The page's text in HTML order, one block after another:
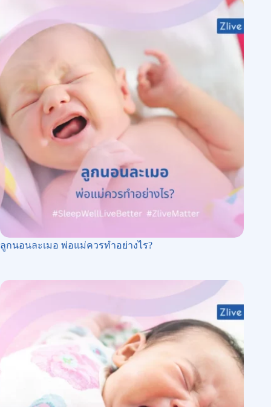
ลูกนอนละเมอ พ่อแม่ควรทำอย่างไร?